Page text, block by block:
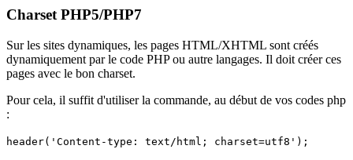
Charset PHP5/PHP7
Sur les sites dynamiques, les pages HTML/XHTML sont créés
dynamiquement par le code PHP ou autre langages. Il doit créer ces
pages avec le bon charset.
Pour cela, il suffit d'utiliser la commande, au début de vos codes php
:
header('Content-type: text/html; charset=utf8');